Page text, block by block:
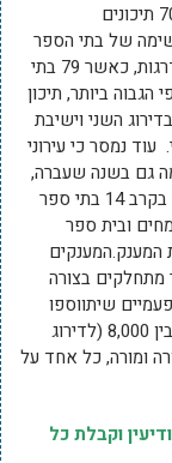
מתוך רשימה של 227 בתי ספר שנבחרו מבין כ-700 תיכונים
של בתי הספר
הערכיי, משרד החינוך חילק את הזוכים לארבע מדרגות, כאשר 79 בתי
ביותר, תיכון
השני וישיבת
נמסר כי עירוני
גם בשנה שעברה,
שזהו הישג משמעותי נוסף בפני עצמו. יש לציין כי בקרב 14 בתי ספר
ובית ספר
המענק.המענקים
מתחלקים בצורה
שיתווספו
למשכורת הרגילה. הסכומים שיחולקו עומדים על בין 8,000 (לדירוג
מורה ומורה, כל אחד על
וקבלת כל